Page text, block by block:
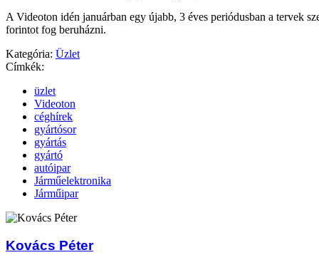
A Videoton idén januárban egy újabb, 3 éves periódusban a tervek
forintot fog beruházni.
Kategória: Üzlet
Címkék:
üzlet
Videoton
céghírek
gyártósor
gyártás
gyártó
autóipar
Járműelektronika
Járműipar
Kovács Péter